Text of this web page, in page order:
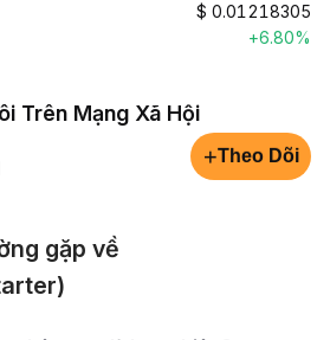
$ 0.01218305
+6.80%
Trên Mạng Xã Hội
+Theo Dõi
gặp về